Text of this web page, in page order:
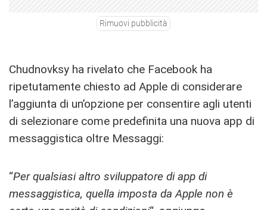
Rimuovi pubblicità
Chudnovksy ha rivelato che Facebook ha
ripetutamente chiesto ad Apple di considerare
l’aggiunta di un’opzione per consentire agli utenti
di selezionare come predefinita una nuova app di
messaggistica oltre Messaggi:
“Per qualsiasi altro sviluppatore di app di
messaggistica, quella imposta da Apple non è